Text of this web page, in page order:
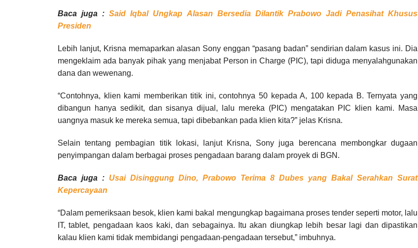
Baca juga :Said Iqbal Ungkap Alasan Bersedia Dilantik Prabowo Jadi Penasihat Khusus
Presiden
Lebih lanjut, Krisna memaparkan alasan Sony enggan “pasang badan” sendirian dalam kasus ini. Dia
mengeklaim ada banyak pihak yang menjabat Person in Charge (PIC), tapi diduga menyalahgunakan
dana dan wewenang.
“Contohnya, klien kami memberikan titik ini, contohnya 50 kepada A, 100 kepada B. Ternyata yang
dibangun hanya sedikit, dan sisanya dijual, lalu mereka (PIC) mengatakan PIC klien kami. Masa
uangnya masuk ke mereka semua, tapi dibebankan pada klien kita?” jelas Krisna.
Selain tentang pembagian titik lokasi, lanjut Krisna, Sony juga berencana membongkar dugaan
penyimpangan dalam berbagai proses pengadaan barang dalam proyek di BGN.
Baca juga : Usai Disinggung Dino, Prabowo Terima 8 Dubes yang Bakal Serahkan Surat
Kepercayaan
“Dalam pemeriksaan besok, klien kami bakal mengungkap bagaimana proses tender seperti motor, lalu
IT, tablet, pengadaan kaos kaki, dan sebagainya. Itu akan diungkap lebih besar lagi dan dipastikan
kalau klien kami tidak membidangi pengadaan-pengadaan tersebut,” imbuhnya.